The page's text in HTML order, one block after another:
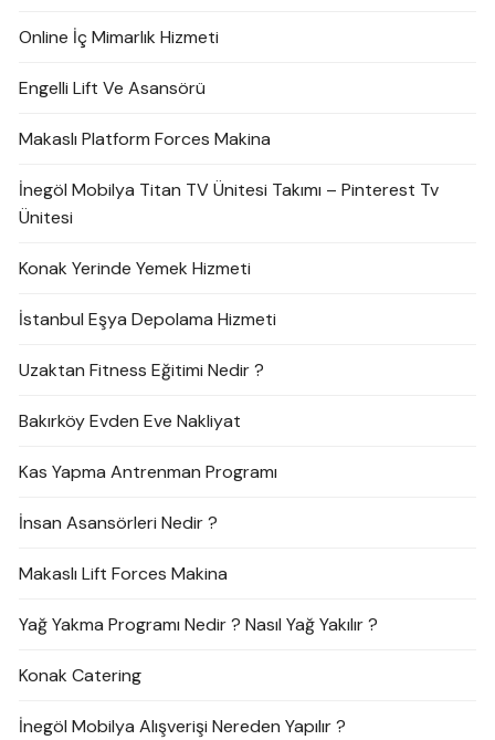
Online İç Mimarlık Hizmeti
Engelli Lift Ve Asansörü
Makaslı Platform Forces Makina
İnegöl Mobilya Titan TV Ünitesi Takımı – Pinterest Tv
Ünitesi
Konak Yerinde Yemek Hizmeti
İstanbul Eşya Depolama Hizmeti
Uzaktan Fitness Eğitimi Nedir ?
Bakırköy Evden Eve Nakliyat
Kas Yapma Antrenman Programı
İnsan Asansörleri Nedir ?
Makaslı Lift Forces Makina
Yağ Yakma Programı Nedir ? Nasıl Yağ Yakılır ?
Konak Catering
İnegöl Mobilya Alışverişi Nereden Yapılır ?